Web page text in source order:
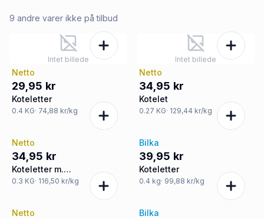
9 andre varer ikke på tilbud
Intet billede
Netto
29,95 kr
Koteletter
0.4 KG· 74,88 kr/kg
Intet billede
Netto
34,95 kr
Kotelet
0.27 KG· 129,44 kr/kg
Netto
34,95 kr
Koteletter m.
hvidløgsmarinade
0.3 KG· 116,50 kr/kg
Bilka
39,95 kr
Koteletter
0.4 kg· 99,88 kr/kg
Netto Bilka